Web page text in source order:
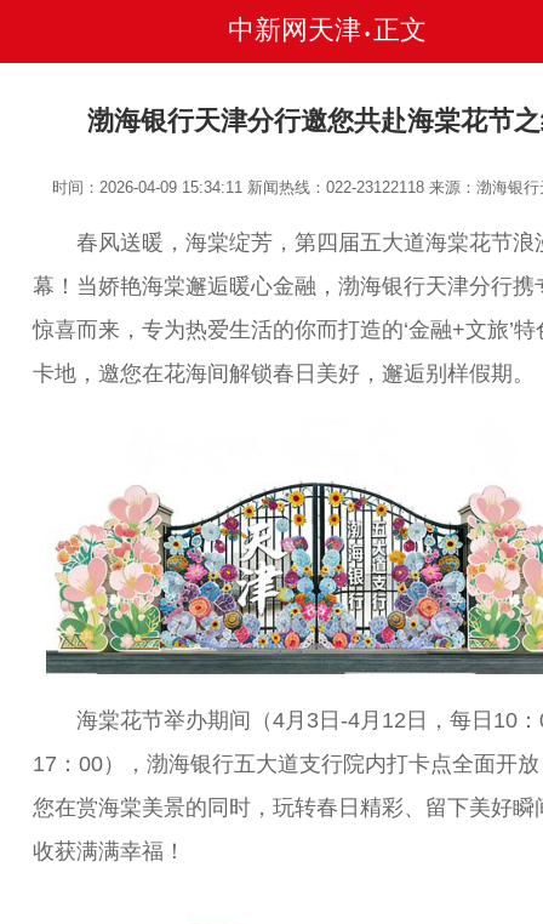
中新网天津 • 正文
渤海银行天津分行邀您共赴海棠花节
时间：2026-04-09 15:34:11 新闻热线：022-23122118 来源：渤海银
春风送暖，海棠绽芳，第四届五大道海棠花节浪
幕！当娇艳海棠邂逅暖心金融，渤海银行天津分行携
惊喜而来，专为热爱生活的你而打造的‘金融+文旅’特
卡地，邀您在花海间解锁春日美好，邂逅别样假期。
海棠花节举办期间（4月3日-4月12日，每日10：
17：00），渤海银行五大道支行院内打卡点全面开
您在赏海棠美景的同时，玩转春日精彩、留下美好瞬
收获满满幸福！